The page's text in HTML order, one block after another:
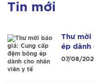
Tin mới
Thư mời
ép dành
07/08/